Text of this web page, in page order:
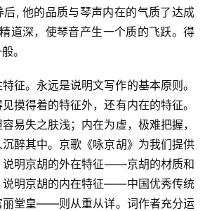
, 他的品质与琴声内在的气质了达成
道深， 使琴音产生一个质的飞跃。得
。
征。永远是说明文写作的基本原则。
摸得着的特征外，还有内在的特征。
易失之肤浅；内在为虚，极难把握，
醉其中。京歌《咏京胡》 为我们提供
明京胡的外在特征——京胡的材质和
明京胡的内在特征——中国优秀传统
丽堂皇——则从重从详。 词作者充分运